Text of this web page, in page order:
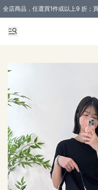
全店商品，任選買1件或以上9 折；
購買 3 件商品或以上即享免運費優